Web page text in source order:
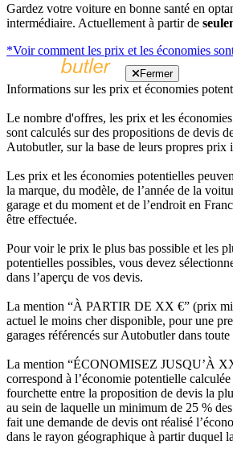
Gardez votre voiture en bonne santé en
intermédiaire. Actuellement à partir de
*Voir comment les prix et les économies
Fermer
Informations sur les prix et économies
Le nombre d'offres, les prix et les
sont calculés sur des propositions de devis
Autobutler, sur la base de leurs propres prix
Les prix et les économies potentielles
la marque, du modèle, de l’année de la
garage et du moment et de l’endroit en
être effectuée.
Pour voir le prix le plus bas possible et les
potentielles possibles, vous devez
dans l’aperçu de vos devis.
La mention “À PARTIR DE XX €” (prix
actuel le moins cher disponible, pour une
garages référencés sur Autobutler dans toute
La mention “ÉCONOMISEZ JUSQU’À
correspond à l’économie potentielle
fourchette entre la proposition de devis la
au sein de laquelle un minimum de 25 %
fait une demande de devis ont réalisé
dans le rayon géographique à partir duquel